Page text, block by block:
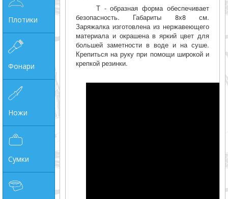
Плотики
Фонари
Ножи
Сумки
Т - образная форма обеспечивает
безопасность. Габариты 8х8 см.
Заряжалка изготовлена из нержавеющего
материала и окрашена в яркий цвет для
большей заметности в воде и на суше.
Крепиться на руку при помощи широкой и
крепкой резинки.